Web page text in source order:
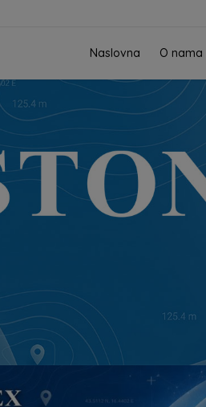
Naslovna O nama